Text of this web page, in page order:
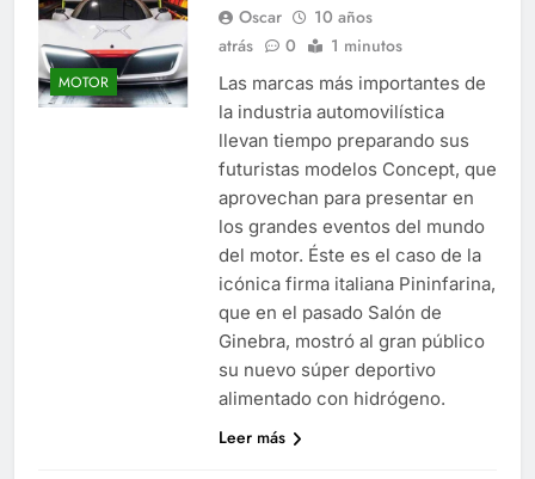
MOTOR
Oscar
10 años
atrás
0 1 minutos
Las marcas más importantes de
la industria automovilística
llevan tiempo preparando sus
futuristas modelos Concept, que
aprovechan para presentar en
los grandes eventos del mundo
del motor. Éste es el caso de la
icónica firma italiana Pininfarina,
que en el pasado Salón de
Ginebra, mostró al gran público
su nuevo súper deportivo
alimentado con hidrógeno.
Leer más